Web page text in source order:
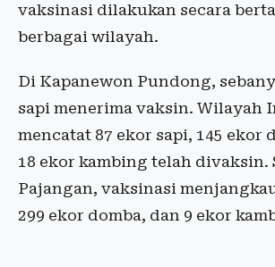
vaksinasi dilakukan secara
berbagai wilayah.
Di Kapanewon Pundong,
sapi menerima vaksin. Wilayah
mencatat 87 ekor sapi, 145 ekor
18 ekor kambing telah divaksin.
Pajangan, vaksinasi
299 ekor domba, dan 9 ekor